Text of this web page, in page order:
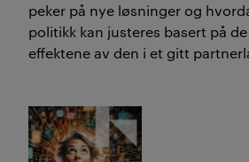
peker på nye løsninger og
politikk kan justeres basert på
effektene av den i et gitt